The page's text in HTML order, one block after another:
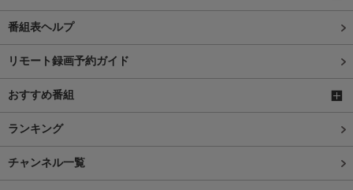
番組表ヘルプ
リモート録画予約ガイド
おすすめ番組
ランキング
チャンネル一覧